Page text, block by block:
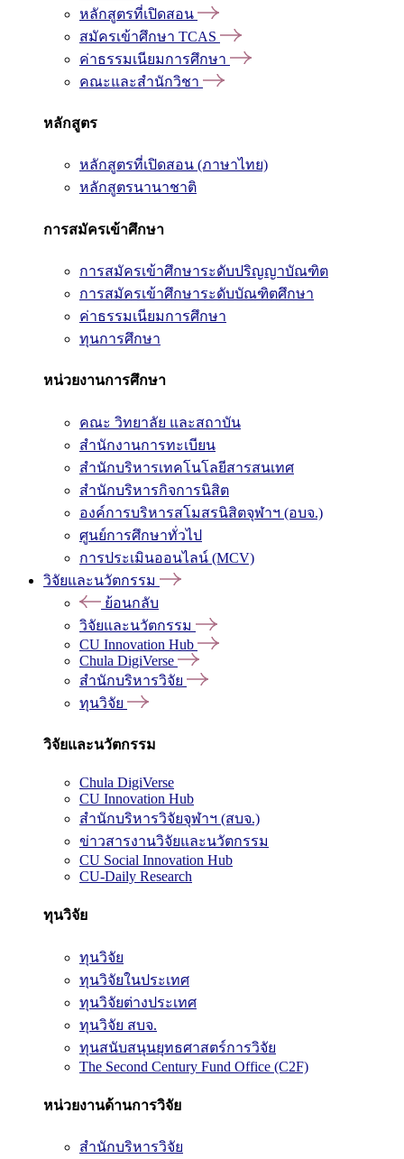
หลักสูตรที่เปิดสอน
สมัครเข้าศึกษา TCAS
ค่าธรรมเนียมการศึกษา
คณะและสำนักวิชา
หลักสูตร
หลักสูตรที่เปิดสอน (ภาษาไทย)
หลักสูตรนานาชาติ
การสมัครเข้าศึกษา
การสมัครเข้าศึกษาระดับปริญญาบัณฑิต
การสมัครเข้าศึกษาระดับบัณฑิตศึกษา
ค่าธรรมเนียมการศึกษา
ทุนการศึกษา
หน่วยงานการศึกษา
คณะ วิทยาลัย และสถาบัน
สำนักงานการทะเบียน
สำนักบริหารเทคโนโลยีสารสนเทศ
สำนักบริหารกิจการนิสิต
องค์การบริหารสโมสรนิสิตจุฬาฯ (อบจ.)
ศูนย์การศึกษาทั่วไป
การประเมินออนไลน์ (MCV)
วิจัยและนวัตกรรม
ย้อนกลับ
วิจัยและนวัตกรรม
CU Innovation Hub
Chula DigiVerse
สำนักบริหารวิจัย
ทุนวิจัย
วิจัยและนวัตกรรม
Chula DigiVerse
CU Innovation Hub
สำนักบริหารวิจัยจุฬาฯ (สบจ.)
ข่าวสารงานวิจัยและนวัตกรรม
CU Social Innovation Hub
CU-Daily Research
ทุนวิจัย
ทุนวิจัย
ทุนวิจัยในประเทศ
ทุนวิจัยต่างประเทศ
ทุนวิจัย สบจ.
ทุนสนับสนุนยุทธศาสตร์การวิจัย
The Second Century Fund Office (C2F)
หน่วยงานด้านการวิจัย
สำนักบริหารวิจัย